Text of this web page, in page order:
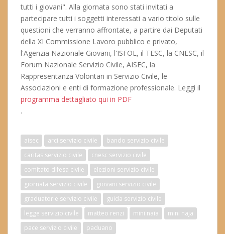
tutti i giovani". Alla giornata sono stati invitati a
partecipare tutti i soggetti interessati a vario titolo sulle
questioni che verranno affrontate, a partire dai Deputati
della XI Commissione Lavoro pubblico e privato,
l'Agenzia Nazionale Giovani, l'ISFOL, il TESC, la CNESC, il
Forum Nazionale Servizio Civile, AISEC, la
Rappresentanza Volontari in Servizio Civile, le
Associazioni e enti di formazione professionale. Leggi il
programma dettagliato qui in PDF
.
aisec arci servizio civile
bando servizio civile
caritas servizio civile
cnesc servizio civile
comitato difesa civile
elezioni servizio civile
giornata servizio civile
giovani servizio civile
graduatorie servizio civile
guida servizio civile
legge servizio civile
matteo renzi mini naia
mini naja
pace servizio civile
paduano